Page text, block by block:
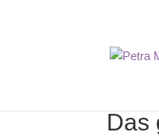
Das